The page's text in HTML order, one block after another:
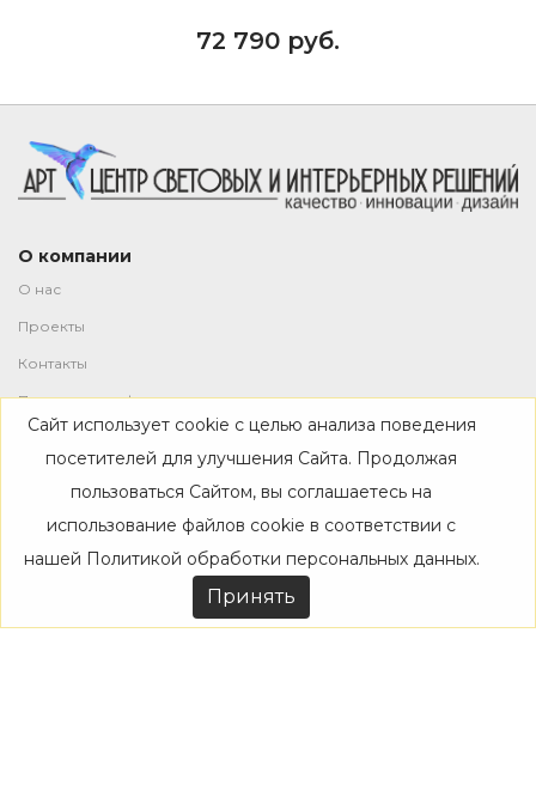
72 790 руб.
О компании
О нас
Проекты
Контакты
Политика конфиденциальности
Магазин
Каталог
Дизайнерам
Акции
Сайт использует cookie с целью анализа поведения
посетителей для улучшения Сайта. Продолжая
пользоваться Сайтом, вы соглашаетесь на
использование файлов cookie в соответствии с
нашей Политикой обработки персональных данных.
Принять